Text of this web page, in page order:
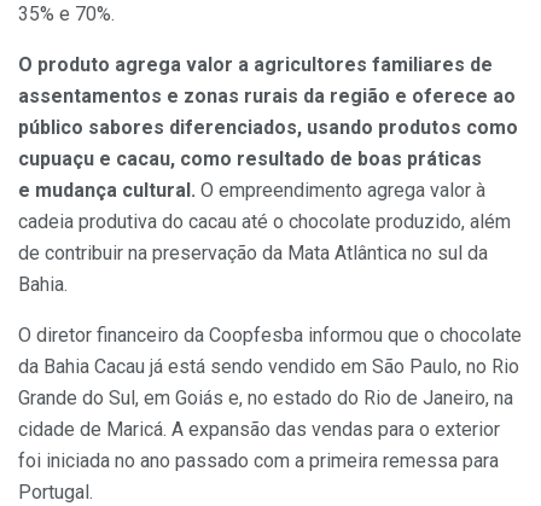
35% e 70%.
O produto agrega valor a agricultores familiares de
assentamentos e zonas rurais da região e oferece ao
público sabores diferenciados, usando produtos como
cupuaçu e cacau, como resultado de boas práticas
e mudança cultural. O empreendimento agrega valor à
cadeia produtiva do cacau até o chocolate produzido, além
de contribuir na preservação da Mata Atlântica no sul da
Bahia.
O diretor financeiro da Coopfesba informou que o chocolate
da Bahia Cacau já está sendo vendido em São Paulo, no Rio
Grande do Sul, em Goiás e, no estado do Rio de Janeiro, na
cidade de Maricá. A expansão das vendas para o exterior
foi iniciada no ano passado com a primeira remessa para
Portugal.